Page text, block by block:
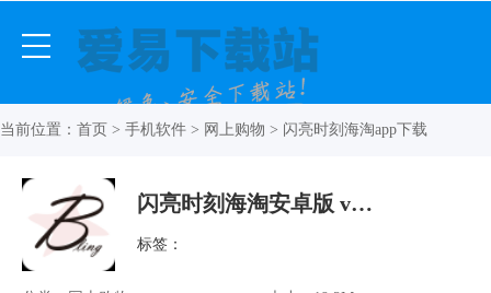
当前位置： 首页 > 手机软件 > 网上购物 > 闪亮时刻海淘app下载
闪亮时刻海淘安卓版 v2.1.2 官方最新版
标签：